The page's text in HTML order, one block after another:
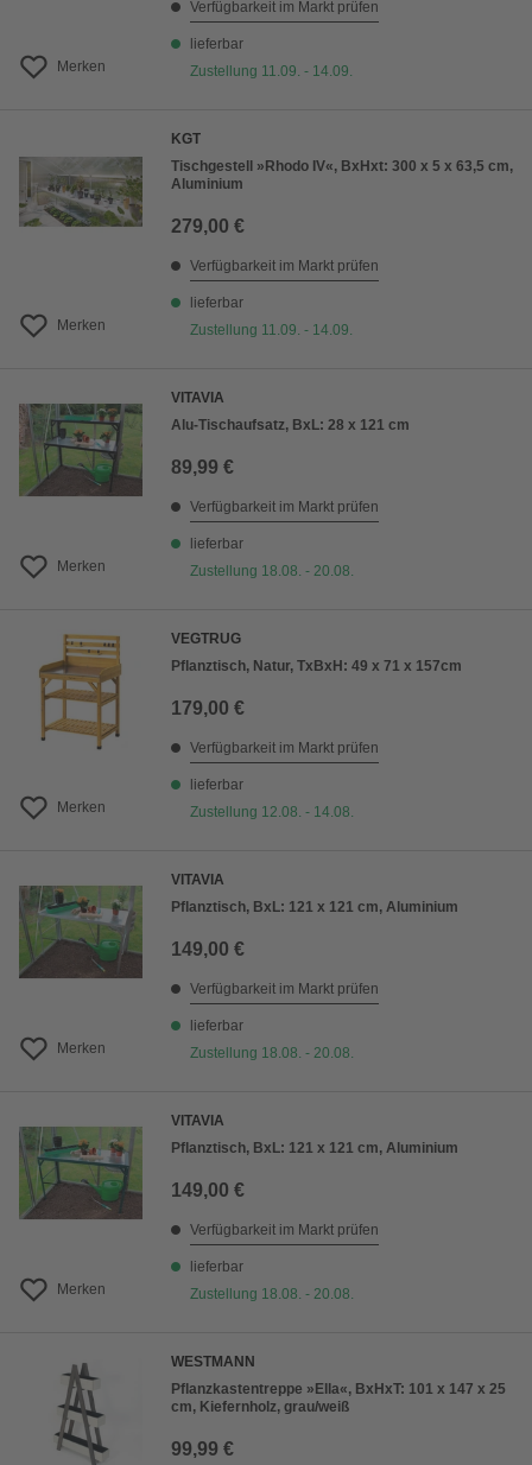
Merken
Verfügbarkeit im Markt prüfen
lieferbar
Zustellung 11.09. - 14.09.
Merken
KGT
Tischgestell »Rhodo IV«, BxHxt: 300 x 5 x 63,5 cm,
Aluminium
279,00 €
Verfügbarkeit im Markt prüfen
lieferbar
Zustellung 11.09. - 14.09.
Merken
VITAVIA
Alu-Tischaufsatz, BxL: 28 x 121 cm
89,99 €
Verfügbarkeit im Markt prüfen
lieferbar
Zustellung 18.08. - 20.08.
Merken
VEGTRUG
Pflanztisch, Natur, TxBxH: 49 x 71 x 157cm
179,00 €
Verfügbarkeit im Markt prüfen
lieferbar
Zustellung 12.08. - 14.08.
Merken
VITAVIA
Pflanztisch, BxL: 121 x 121 cm, Aluminium
149,00 €
Verfügbarkeit im Markt prüfen
lieferbar
Zustellung 18.08. - 20.08.
Merken
VITAVIA
Pflanztisch, BxL: 121 x 121 cm, Aluminium
149,00 €
Verfügbarkeit im Markt prüfen
lieferbar
Zustellung 18.08. - 20.08.
WESTMANN
Pflanzkastentreppe »Ella«, BxHxT: 101 x 147 x 25
cm, Kiefernholz, grau/weiß
99,99 €